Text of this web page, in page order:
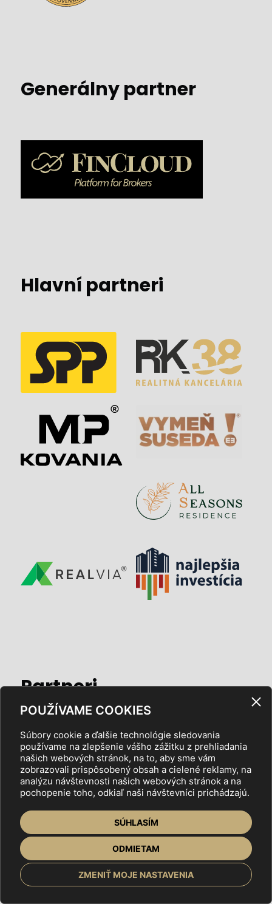
POUŽÍVAME COOKIES
Súbory cookie a ďalšie technológie sledovania
používame na zlepšenie vášho zážitku z prehliadania
našich webových stránok, na to, aby sme vám
zobrazovali prispôsobený obsah a cielené reklamy, na
analýzu návštevnosti našich webových stránok a na
pochopenie toho, odkiaľ naši návštevníci prichádzajú.
SÚHLASÍM
ODMIETAM
ZMENIŤ MOJE NASTAVENIA
Generálny partner
Hlavní partneri
Partneri
Mediálni partneri